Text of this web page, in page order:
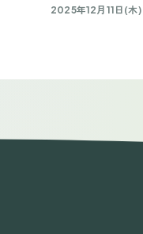
2025年12月11日(木)